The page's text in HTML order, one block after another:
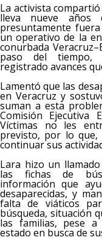
La activista
lleva nueve años
presuntamente
un operativo de la
conurbada
paso del tiempo,
registrado avances
Lamentó que las
en Veracruz y
suman a esta
Comisión Ejecutiva
Víctimas no les
previsto, por lo que,
continuar sus
Lara hizo un
las fichas de
información que
desaparecidas, y
falta de viáticos
búsqueda, situación
las familias, pese
estado en busca de